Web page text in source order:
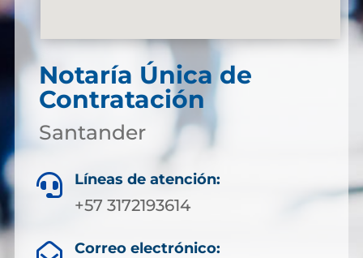
Notaría Única de
Contratación
Santander
 Líneas de atención:
+57 3172193614
Correo electrónico: